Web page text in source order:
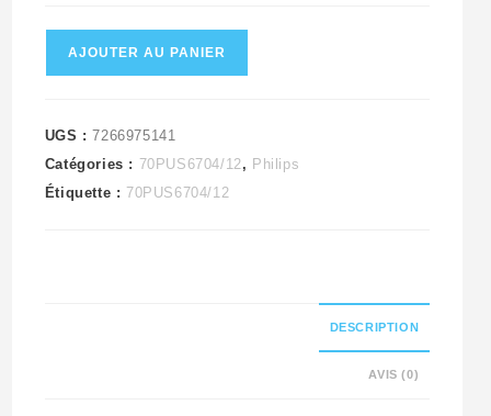
de
de
17
supports
AJOUTER AU PANIER
UGS :7266975141
Catégories : 70PUS6704/12, Philips
Étiquette : 70PUS6704/12
DESCRIPTION
AVIS (0)